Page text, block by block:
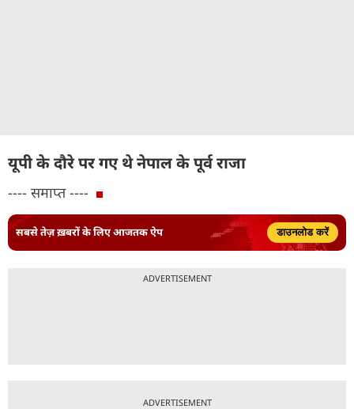
यूपी के दौरे पर गए थे नेपाल के पूर्व राजा
---- समाप्त ----
सबसे तेज़ ख़बरों के लिए आजतक ऐप डाउनलोड करें
ADVERTISEMENT
ADVERTISEMENT